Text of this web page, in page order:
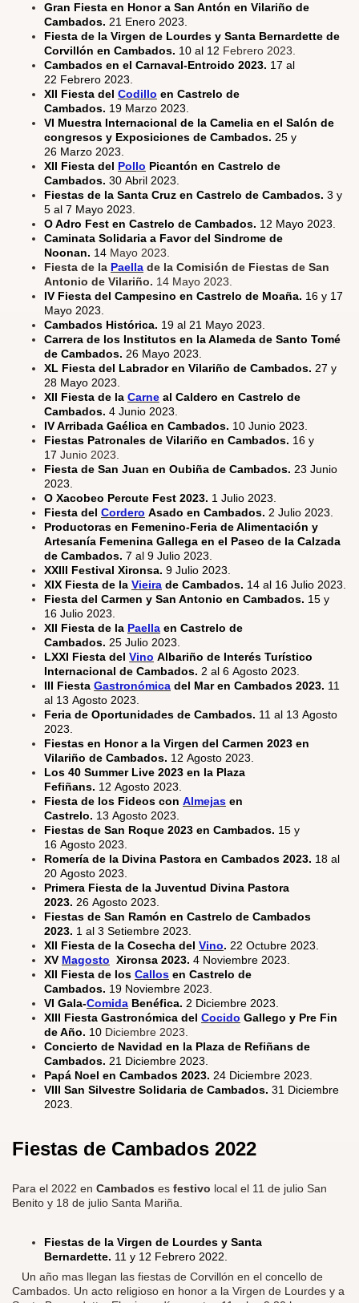
Gran Fiesta en Honor a San Antón en Vilariño de
Cambados. 21 Enero 2023.
Fiesta de la Virgen de Lourdes y Santa Bernardette de
Corvillón en Cambados. 10 al 12 Febrero 2023.
Cambados en el Carnaval-Entroido 2023. 17 al
22 Febrero 2023.
XII Fiesta del Codillo en Castrelo de
Cambados. 19 Marzo 2023.
VI Muestra Internacional de la Camelia en el Salón de
congresos y Exposiciones de Cambados. 25 y
26 Marzo 2023.
XII Fiesta del Pollo Picantón en Castrelo de
Cambados. 30 Abril 2023.
Fiestas de la Santa Cruz en Castrelo de Cambados. 3 y
5 al 7 Mayo 2023.
O Adro Fest en Castrelo de Cambados. 12 Mayo 2023.
Caminata Solidaria a Favor del Sindrome de
Noonan. 14 Mayo 2023.
Fiesta de la Paella de la Comisión de Fiestas de San
Antonio de Vilariño. 14 Mayo 2023.
IV Fiesta del Campesino en Castrelo de Moaña. 16 y 17
Mayo 2023.
Cambados Histórica. 19 al 21 Mayo 2023.
Carrera de los Institutos en la Alameda de Santo Tomé
de Cambados. 26 Mayo 2023.
XL Fiesta del Labrador en Vilariño de Cambados. 27 y
28 Mayo 2023.
XII Fiesta de la Carne al Caldero en Castrelo de
Cambados. 4 Junio 2023.
IV Arribada Gaélica en Cambados. 10 Junio 2023.
Fiestas Patronales de Vilariño en Cambados. 16 y
17 Junio 2023.
Fiesta de San Juan en Oubiña de Cambados. 23 Junio
2023.
O Xacobeo Percute Fest 2023. 1 Julio 2023.
Fiesta del Cordero Asado en Cambados. 2 Julio 2023.
Productoras en Femenino-Feria de Alimentación y
Artesanía Femenina Gallega en el Paseo de la Calzada
de Cambados. 7 al 9 Julio 2023.
XXIII Festival Xironsa. 9 Julio 2023.
XIX Fiesta de la Vieira de Cambados. 14 al 16 Julio 2023.
Fiesta del Carmen y San Antonio en Cambados. 15 y
16 Julio 2023.
XII Fiesta de la Paella en Castrelo de
Cambados. 25 Julio 2023.
LXXI Fiesta del Vino Albariño de Interés Turístico
Internacional de Cambados. 2 al 6 Agosto 2023.
III Fiesta Gastronómica del Mar en Cambados 2023. 11
al 13 Agosto 2023.
Feria de Oportunidades de Cambados. 11 al 13 Agosto
2023.
Fiestas en Honor a la Virgen del Carmen 2023 en
Vilariño de Cambados. 12 Agosto 2023.
Los 40 Summer Live 2023 en la Plaza
Fefiñans. 12 Agosto 2023.
Fiesta de los Fideos con Almejas en
Castrelo. 13 Agosto 2023.
Fiestas de San Roque 2023 en Cambados. 15 y
16 Agosto 2023.
Romería de la Divina Pastora en Cambados 2023. 18 al
20 Agosto 2023.
Primera Fiesta de la Juventud Divina Pastora
2023. 26 Agosto 2023.
Fiestas de San Ramón en Castrelo de Cambados
2023. 1 al 3 Setiembre 2023.
XII Fiesta de la Cosecha del Vino. 22 Octubre 2023.
XV Magosto Xironsa 2023. 4 Noviembre 2023.
XII Fiesta de los Callos en Castrelo de
Cambados. 19 Noviembre 2023.
VI Gala-Comida Benéfica. 2 Diciembre 2023.
XIII Fiesta Gastronómica del Cocido Gallego y Pre Fin
de Año. 10 Diciembre 2023.
Concierto de Navidad en la Plaza de Refiñans de
Cambados. 21 Diciembre 2023.
Papá Noel en Cambados 2023. 24 Diciembre 2023.
VIII San Silvestre Solidaria de Cambados. 31 Diciembre
2023.
Fiestas de Cambados 2022
Para el 2022 en Cambados es festivo local el 11 de julio San
Benito y 18 de julio Santa Mariña.
Fiestas de la Virgen de Lourdes y Santa
Bernardette. 11 y 12 Febrero 2022.​
Un año mas llegan las fiestas de Corvillón en el concello de
Cambados. Un acto religioso en honor a la Virgen de Lourdes y a